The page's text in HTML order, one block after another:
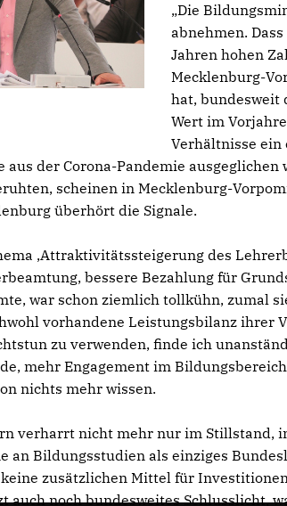
Die
abnehmen.
Jahren hohen
Mecklenburg-
hat, bundesweit
Wert im
Verhältnisse ein
der Corona-Pandemie ausgeglichen
scheinen in Mecklenburg-
überhört die Signale.
,Attraktivitätssteigerung des
bessere Bezahlung für
war schon ziemlich tollkühn, zumal
vorhandene Leistungsbilanz ihrer
zu verwenden, finde ich
mehr Engagement im
nichts mehr wissen.
verharrt nicht mehr nur im Stillstand,
an Bildungsstudien als einziges
zusätzlichen Mittel für
auch noch bundesweites Schlusslicht,